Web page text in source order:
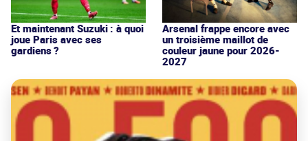
Et maintenant Suzuki : à quoi
joue Paris avec ses
gardiens ?
Arsenal frappe encore avec
un troisième maillot de
couleur jaune pour 2026-
2027